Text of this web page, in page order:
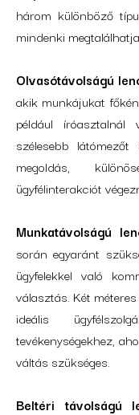
három különböző
mindenki
Olvasótávolságú
akik munkájukat
például
szélesebb
megoldás,
ügyfélinterakciót
Munkatávolságú
során egyaránt
ügyfelekkel való
választás. Két
ideális
tevékenységekhez,
váltás szükséges.
Beltéri távolságú